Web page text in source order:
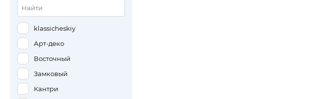
klassicheskiy
Арт-деко
Восточный
Замковый
Кантри